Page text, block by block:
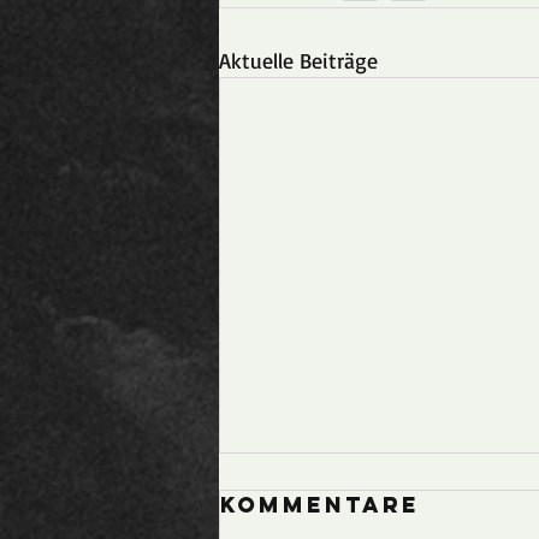
Aktuelle Beiträge
JHV 2026
Kommentare